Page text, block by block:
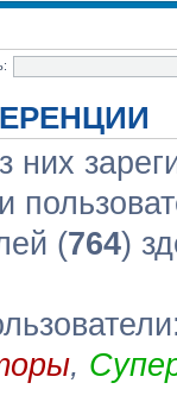
них
(764)
,